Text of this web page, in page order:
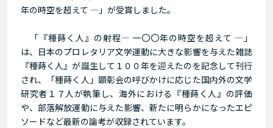
年の時空を超えて ―」が受賞しました。
「『種蒔く人』の射程― 一〇〇年の時空を超えて ―」
は、日本のプロレタリア文学運動に大きな影響を与えた雑誌
『種蒔く人』が誕生して１００年を迎えたのを記念して刊行
され、「種蒔く人」顕彰会の呼びかけに応じた国内外の文学
研究者１７人が執筆し、海外における『種蒔く人』の評価
や、部落解放運動に与えた影響、新たに明らかになったエピ
ソードなど最新の論考が収録されています。